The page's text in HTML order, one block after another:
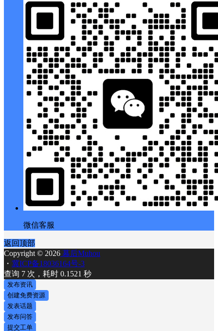
微信客服
返回顶部
Copyright © 2026 幕后Muhou
・ 冀ICP备18036164号-3
查询 7 次，耗时 0.1521 秒
发布资讯
创建免费资源
发表话题
发布问答
提交工单